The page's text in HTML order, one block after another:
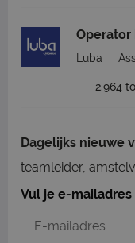
Operator
Luba
2.964
Dagelijks nieuwe
teamleider,
Vul je e-mailadres